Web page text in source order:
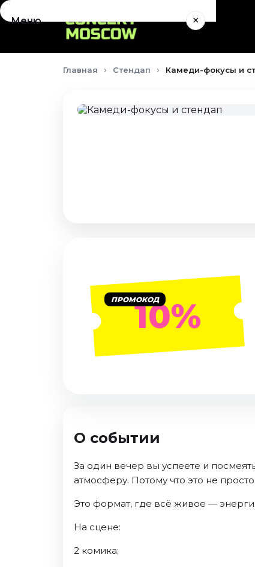
Меню ×
Концерты
Август 2026
Сентябрь 2026
Декабрь 2026
Сентябрь 2026
Октябрь 2026
Главная Стендап Камеди-фокусы и
ПРОМОКОД10%
О событии
За один вечер вы успеете и
атмосферу. Потому что это не
Это формат, где всё живое —
На сцене:
2 комика;